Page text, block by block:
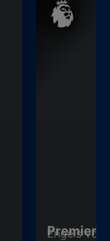
Premier
Engels